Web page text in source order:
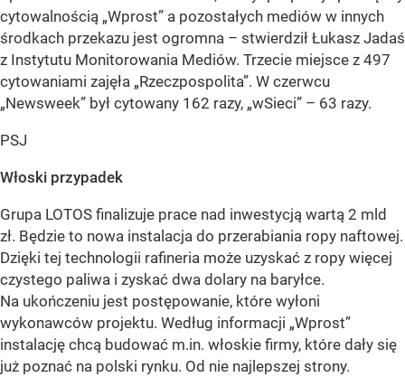
cytowalnością „Wprost” a pozostałych mediów w innych
środkach przekazu jest ogromna – stwierdził Łukasz Jadaś
z Instytutu Monitorowania Mediów. Trzecie miejsce z 497
cytowaniami zajęła „Rzeczpospolita”. W czerwcu
„Newsweek” był cytowany 162 razy, „wSieci” – 63 razy.
PSJ
Włoski przypadek
Grupa LOTOS finalizuje prace nad inwestycją wartą 2 mld
zł. Będzie to nowa instalacja do przerabiania ropy naftowej.
Dzięki tej technologii rafineria może uzyskać z ropy więcej
czystego paliwa i zyskać dwa dolary na baryłce.
Na ukończeniu jest postępowanie, które wyłoni
wykonawców projektu. Według informacji „Wprost”
instalację chcą budować m.in. włoskie firmy, które dały się
już poznać na polski rynku. Od nie najlepszej strony.